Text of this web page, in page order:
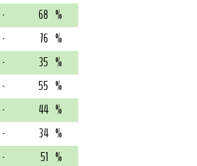
- 68 %
- 76 %
- 35 %
- 55 %
- 44 %
- 34 %
- 51 %